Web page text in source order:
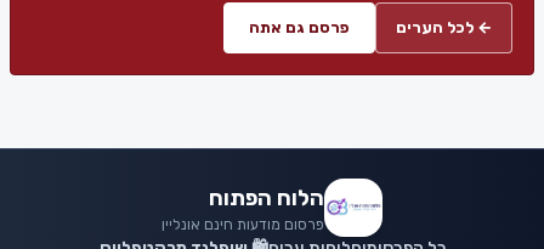
← לכל הערים פרסם גם אתה
הלוח הפתוח
פרסום מודעות חינם אונליין